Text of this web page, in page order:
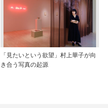
「見たいという欲望」村上華子が向
き合う写真の起源